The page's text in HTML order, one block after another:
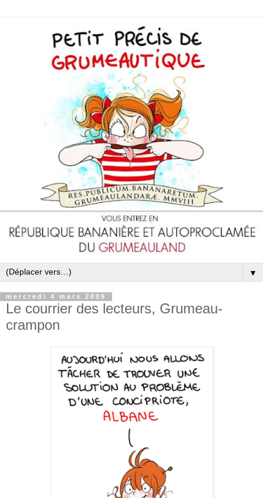
▼
mercredi 4 mars 2009
Le courrier des lecteurs, Grumeau-
crampon